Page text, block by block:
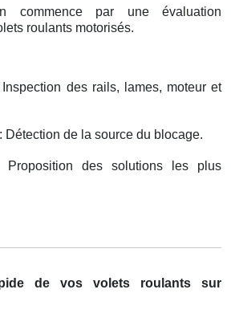
commence par une évaluation
roulants motorisés.
des rails, lames, moteur et
Détection de la source du blocage.
Proposition des solutions les plus
de vos volets roulants sur